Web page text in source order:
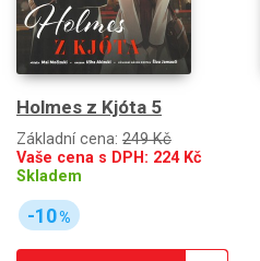
Holmes z Kjóta 5
Základní cena: 249 Kč
Vaše cena s DPH: 224Kč
Skladem
-10%